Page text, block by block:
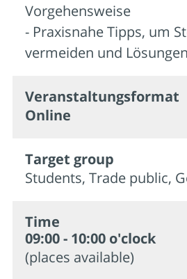
Vorgehensweise
- Praxisnahe Tipps, um
vermeiden und
Veran­staltungs­format
Online
Target group
Students, Trade public,
Time
09:00 - 10:00 o'clock
(places available)